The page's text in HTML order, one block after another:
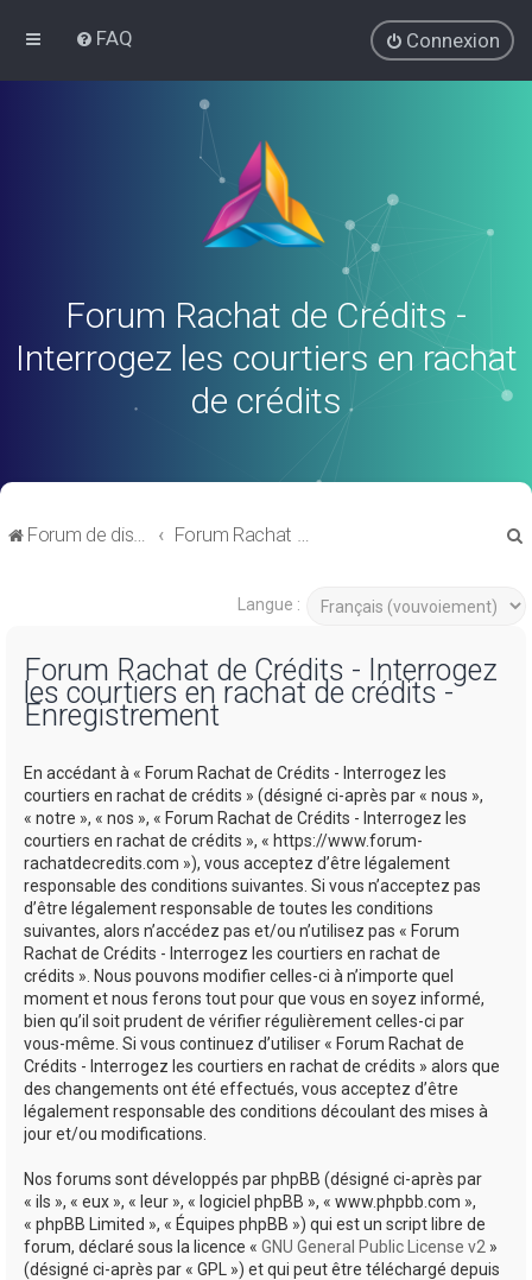
FAQ Connexion
Forum Rachat de Crédits -
Interrogez les courtiers en rachat
de crédits
Forum de discussions sur le Regroupement de Crédits et le Rachat de Crédits Forum Rachat de Crédits
Langue :
Forum Rachat de Crédits - Interrogez
les courtiers en rachat de crédits -
Enregistrement
En accédant à « Forum Rachat de Crédits - Interrogez les
courtiers en rachat de crédits » (désigné ci-après par « nous »,
« notre », « nos », « Forum Rachat de Crédits - Interrogez les
courtiers en rachat de crédits », « https://www.forum-
rachatdecredits.com »), vous acceptez d’être légalement
responsable des conditions suivantes. Si vous n’acceptez pas
d’être légalement responsable de toutes les conditions
suivantes, alors n’accédez pas et/ou n’utilisez pas « Forum
Rachat de Crédits - Interrogez les courtiers en rachat de
crédits ». Nous pouvons modifier celles-ci à n’importe quel
moment et nous ferons tout pour que vous en soyez informé,
bien qu’il soit prudent de vérifier régulièrement celles-ci par
vous-même. Si vous continuez d’utiliser « Forum Rachat de
Crédits - Interrogez les courtiers en rachat de crédits » alors que
des changements ont été effectués, vous acceptez d’être
légalement responsable des conditions découlant des mises à
jour et/ou modifications.
Nos forums sont développés par phpBB (désigné ci-après par
« ils », « eux », « leur », « logiciel phpBB », « www.phpbb.com »,
« phpBB Limited », « Équipes phpBB ») qui est un script libre de
forum, déclaré sous la licence « GNU General Public License v2 »
(désigné ci-après par « GPL ») et qui peut être téléchargé depuis